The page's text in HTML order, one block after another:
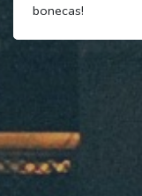
bonecas!